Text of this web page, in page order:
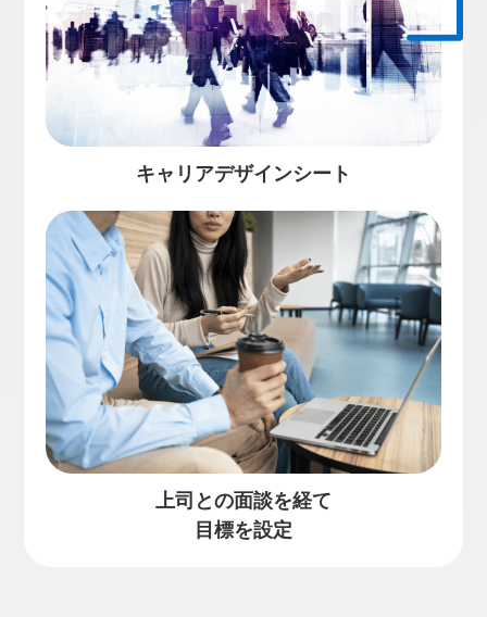
キャリアデザインシート
上司との面談を経て
目標を設定